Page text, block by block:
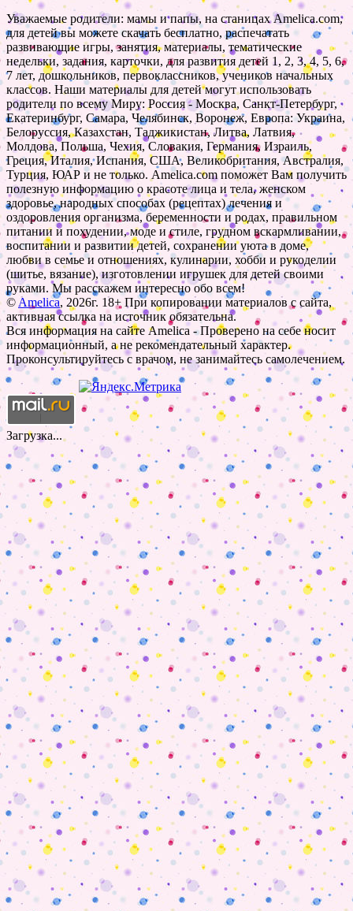
Уважаемые родители: мамы и папы, на станицах Amelica.com,
для детей вы можете скачать бесплатно, распечатать
развивающие игры, занятия, материалы, тематические
недельки, задания, карточки, для развития детей 1, 2, 3, 4, 5, 6,
7 лет, дошкольников, первоклассников, учеников начальных
классов. Наши материалы для детей могут использовать
родители по всему Миру: Россия - Москва, Санкт-Петербург,
Екатеринбург, Самара, Челябинск, Воронеж, Европа: Украина,
Белоруссия, Казахстан, Таджикистан, Литва, Латвия,
Молдова, Польша, Чехия, Словакия, Германия, Израиль,
Греция, Италия, Испания, США, Великобритания, Австралия,
Турция, ЮАР и не только. Amelica.com поможет Вам получить
полезную информацию о красоте лица и тела, женском
здоровье, народных способах (рецептах) лечения и
оздоровления организма, беременности и родах, правильном
питании и похудении, моде и стиле, грудном вскармливании,
воспитании и развитии детей, сохранении уюта в доме,
любви в семье и отношениях, кулинарии, хобби и рукоделии
(шитье, вязание), изготовлении игрушек для детей своими
руками. Мы расскажем интересно обо всем!
© Amelica, 2026г. 18+ При копировании материалов с сайта,
активная ссылка на источник обязательна.
Вся информация на сайте Amelica - Проверено на себе носит
информационный, а не рекомендательный характер.
Проконсультируйтесь с врачом, не занимайтесь самолечением.
Загрузка...